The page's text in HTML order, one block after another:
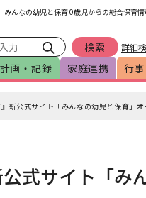
みんなの幼児と保育 0歳児からの総合保育
詳細
計画・記録 家庭連携 行事
』新公式サイト「みんなの幼児と保育」オ
公式サイト「